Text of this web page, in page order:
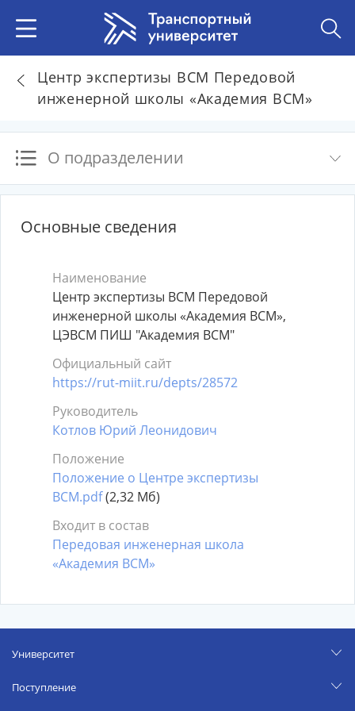
Центр экспертизы ВСМ Передовой
инженерной школы «Академия ВСМ»
О подразделении
Основные сведения
Наименование
Центр экспертизы ВСМ Передовой
инженерной школы «Академия ВСМ»,
ЦЭВСМ ПИШ "Академия ВСМ"
Официальный сайт
https://rut-miit.ru/depts/28572
Руководитель
Котлов Юрий Леонидович
Положение
Положение о Центре экспертизы
ВСМ.pdf(2,32 Мб)
Входит в состав
Передовая инженерная школа
«Академия ВСМ»
Университет
Поступление